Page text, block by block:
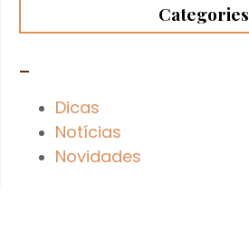
Categories
–
Dicas
Notícias
Novidades